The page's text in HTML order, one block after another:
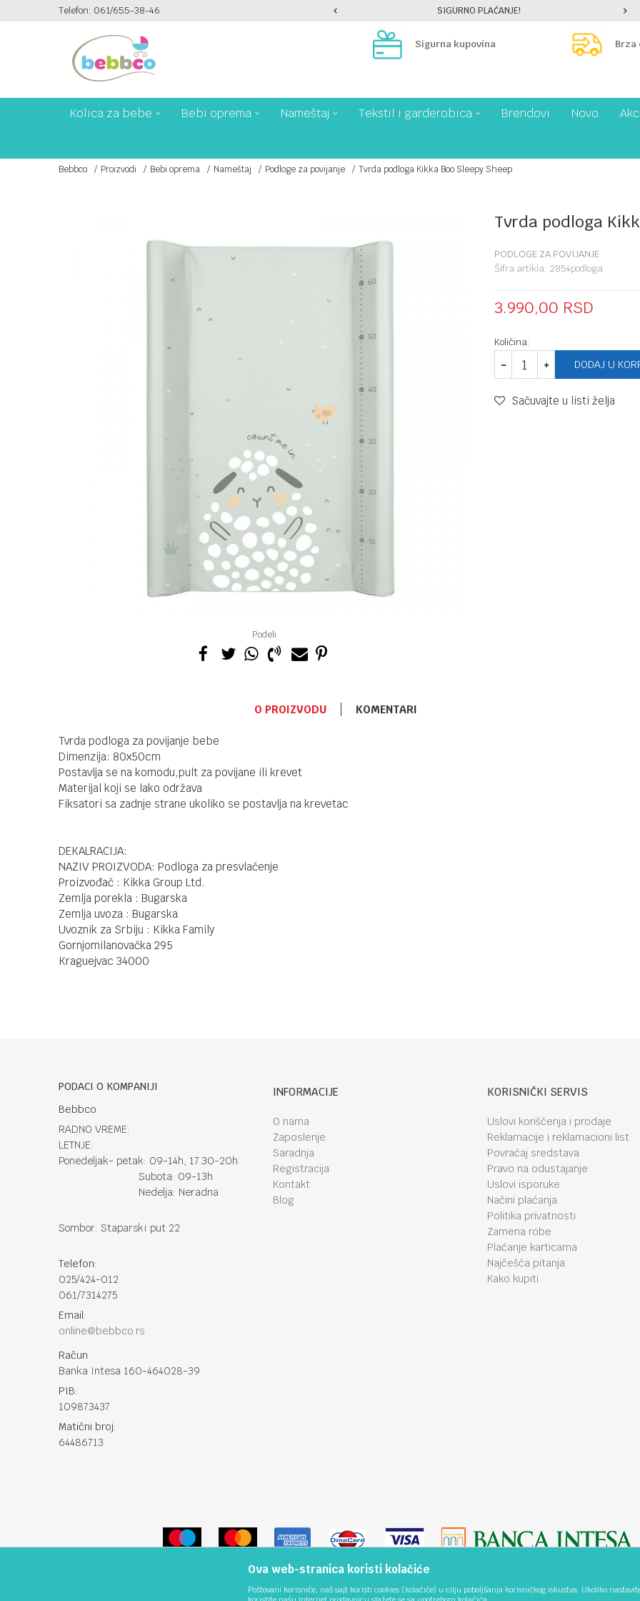
Telefon: 061/655-38-46PLAĆANJE PLATNIM KARTICAMA NA 6 RATA! SIGURNO PLAĆANJE!
Sigurna kupovina Brza
Kolica za bebe Bebi oprema Nameštaj Tekstil i garderobica Brendovi Novo
Bebbco Proizvodi Bebi oprema Nameštaj Podloge za povijanje Tvrda podloga Kikka Boo Sleepy Sheep
Podeli
Tvrda podloga
PODLOGE ZA POVIJANJE
Šifra artikla: 2854podloga
3.990,00 RSD
Količina:
DODAJ U
Sačuvajte u listi želja
O PROIZVODU KOMENTARI
Tvrda podloga za povijanje bebe
Dimenzija: 80x50cm
Postavlja se na komodu,pult za povijane ili krevet
Materijal koji se lako održava
Fiksatori sa zadnje strane ukoliko se postavlja na krevetac
DEKALRACIJA:
NAZIV PROIZVODA: Podloga za presvlačenje
Proizvođač : Kikka Group Ltd.
Zemlja porekla : Bugarska
Zemlja uvoza : Bugarska
Uvoznik za Srbiju : Kikka Family
Gornjomilanovačka 295
Kraguejvac 34000
PODACI O KOMPANIJI
Bebbco
RADNO VREME:
LETNJE:
Ponedeljak- petak: 09-14h, 17.30-20h
Subota: 09-13h
Nedelja: Neradna
Sombor: Staparski put 22
Telefon:
025/424-012
061/7314275
Email:
online@bebbco.rs
Račun
Banka Intesa 160-464028-39
PIB:
109873437
Matični broj:
64486713
INFORMACIJE
O nama
Zaposlenje
Saradnja
Registracija
Kontakt
Blog
KORISNIČKI SERVIS
Uslovi korišćenja i prodaje
Reklamacije i reklamacioni list
Povraćaj sredstava
Pravo na odustajanje
Uslovi isporuke
Načini plaćanja
Politika privatnosti
Zamena robe
Plaćanje karticama
Najčešća pitanja
Kako kupiti
Ova web-stranica koristi kolačiće
Poštovani korisniče, naš sajt koristi cookies (kolačiće) u cilju poboljšanja korisničkog iskustva. Ukoliko